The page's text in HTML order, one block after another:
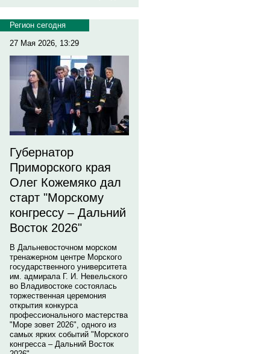
Регион сегодня
27 Мая 2026, 13:29
Губернатор
Приморского края
Олег Кожемяко дал
старт "Морскому
конгрессу – Дальний
Восток 2026"
В Дальневосточном морском
тренажерном центре Морского
государственного университета
им. адмирала Г. И. Невельского
во Владивостоке состоялась
торжественная церемония
открытия конкурса
профессионального мастерства
"Море зовет 2026", одного из
самых ярких событий "Морского
конгресса – Дальний Восток